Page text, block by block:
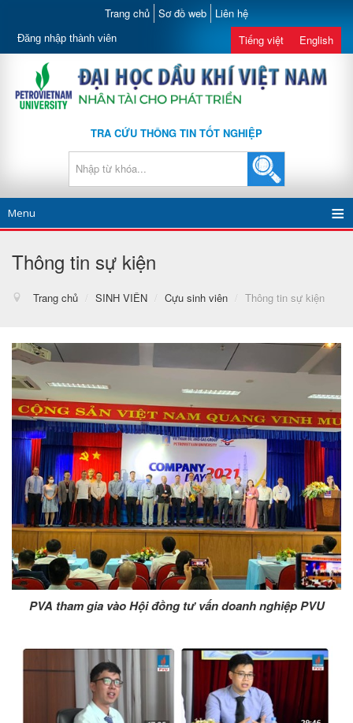
Trang chủ Sơ đồ web Liên hệ
Đăng nhập thành viên Tiếng việt English
TRA CỨU THÔNG TIN TỐT NGHIỆP
Menu
Thông tin sự kiện
Trang chủ / SINH VIÊN / Cựu sinh viên / Thông tin sự kiện
PVA tham gia vào Hội đồng tư vấn doanh nghiệp PVU